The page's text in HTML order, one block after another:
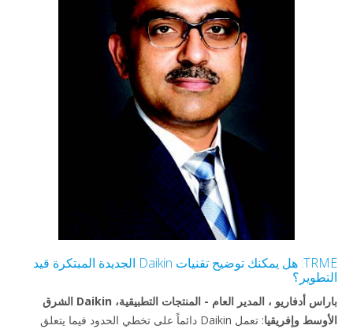
TRME: هل يمكنك توضيح تقنيات Daikin الجديدة المبتكرة قيد
التطوير؟
باراس أدفاريو ، المدير العام - المنتجات التطبيقية، Daikin الشرق
الأوسط وإفريقيا
: تعمل Daikin دائماً على تخطي الحدود فيما يتعلق